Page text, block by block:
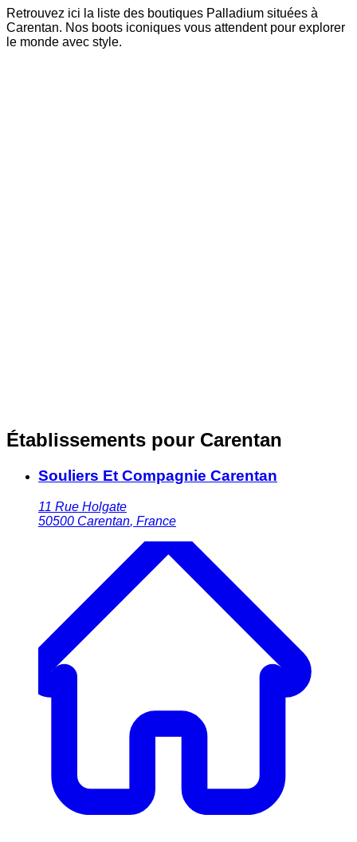
Retrouvez ici la liste des boutiques Palladium situées à
Carentan. Nos boots iconiques vous attendent pour explorer
le monde avec style.
Établissements pour Carentan
Souliers Et Compagnie Carentan
11 Rue Holgate
50500 Carentan, France